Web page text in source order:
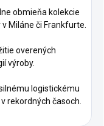
obmieňa kolekcie
Miláne či Frankfurte.
overených
výroby.
logistickému
rekordných časoch.